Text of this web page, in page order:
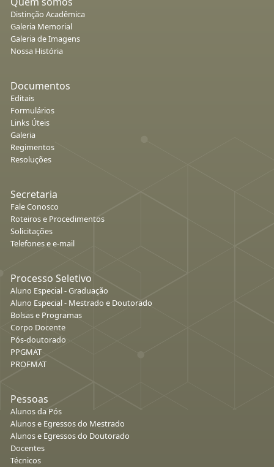
Distinção Acadêmica
Galeria Memorial
Galeria de Imagens
Nossa História
Documentos
Editais
Formulários
Links Úteis
Galeria
Regimentos
Resoluções
Secretaria
Fale Conosco
Roteiros e Procedimentos
Solicitações
Telefones e e-mail
Processo Seletivo
Aluno Especial - Graduação
Aluno Especial - Mestrado e Doutorado
Bolsas e Programas
Corpo Docente
Pós-doutorado
PPGMAT
PROFMAT
Pessoas
Alunos da Pós
Alunos e Egressos do Mestrado
Alunos e Egressos do Doutorado
Docentes
Técnicos